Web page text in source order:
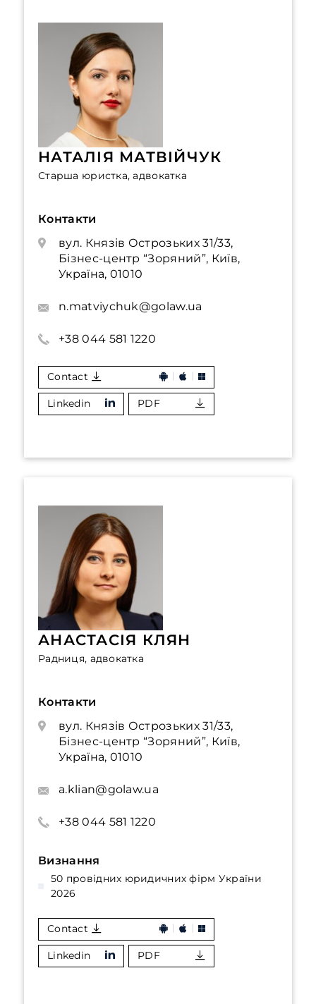
НАТАЛІЯ МАТВІЙЧУК
Старша юристка, адвокатка
Контакти
вул. Князів Острозьких 31/33,
Бізнес-центр “Зоряний”, Київ,
Україна, 01010
n.matviychuk@golaw.ua
+38 044 581 1220
Contact
Linkedin PDF
АНАСТАСІЯ КЛЯН
Радниця, адвокатка
Контакти
вул. Князів Острозьких 31/33,
Бізнес-центр “Зоряний”, Київ,
Україна, 01010
a.klian@golaw.ua
+38 044 581 1220
Визнання
50 провідних юридичних фірм України
2026
Contact
Linkedin PDF